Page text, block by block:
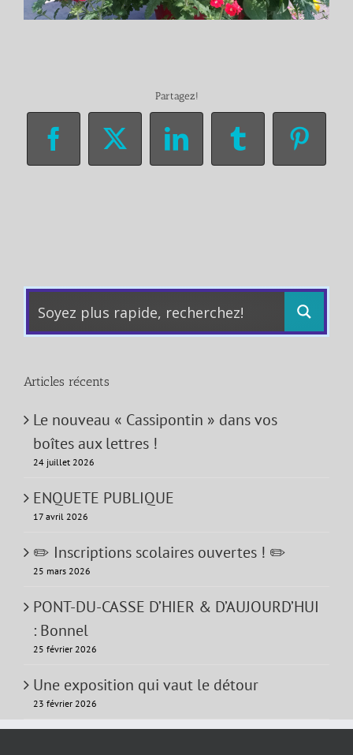
Partagez!
Facebook
X LinkedInTumblr
Articles récents
Le nouveau « Cassipontin » dans vos
boîtes aux lettres !
24 juillet 2026
ENQUETE PUBLIQUE
17 avril 2026
✏️ Inscriptions scolaires ouvertes ! ✏️
25 mars 2026
PONT-DU-CASSE D’HIER & D’AUJOURD’HUI
: Bonnel
25 février 2026
Une exposition qui vaut le détour
23 février 2026